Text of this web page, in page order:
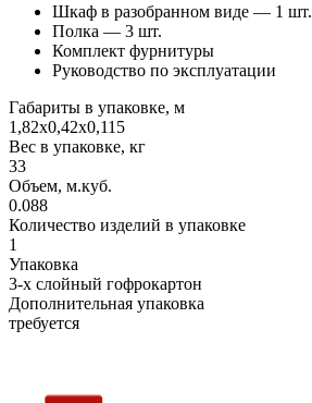
Шкаф в разобранном виде — 1 шт.
Полка — 3 шт.
Комплект фурнитуры
Руководство по эксплуатации
Габариты в упаковке, м
1,82х0,42х0,115
Вес в упаковке, кг
33
Объем, м.куб.
0.088
Количество изделий в упаковке
1
Упаковка
3-х слойный гофрокартон
Дополнительная упаковка
требуется